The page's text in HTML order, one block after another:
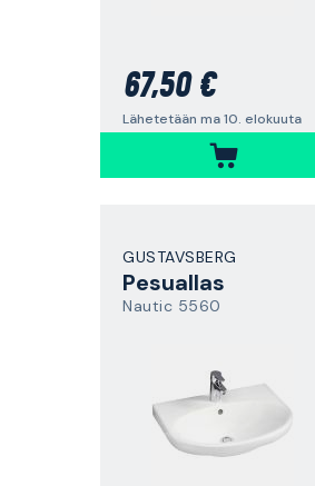
67,50 €
Lähetetään ma 10. elokuuta
GUSTAVSBERG
Pesuallas
Nautic 5560